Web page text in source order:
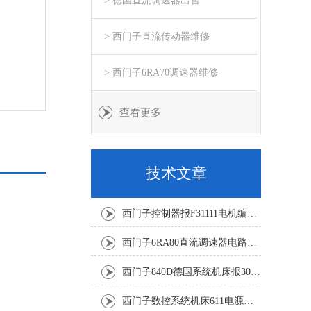
> 西门子直流传动器维修
> 西门子6RA70调速器维修
查看更多
技术文章
西门子控制器报F31111电机编码器坏修复解决
西门子6RA80直流调速器电路板坏销售修理单位
西门子840D德国系统机床报300501修复解决
西门子数控系统机床611电源模块灯不显示修复解决